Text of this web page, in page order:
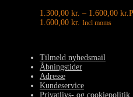
1.300,00 kr. – 1.600,00 kr.
1.600,00 kr. Incl moms
Tilmeld nyhedsmail
Åbningstider
Adresse
Kundeservice
Privatlivs- og cookiepolitik